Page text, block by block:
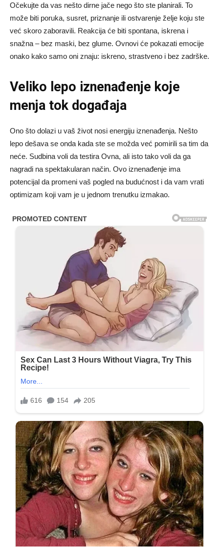
Očekujte da vas nešto dirne jače nego što ste planirali. To
može biti poruka, susret, priznanje ili ostvarenje želje koju ste
već skoro zaboravili. Reakcija će biti spontana, iskrena i
snažna – bez maski, bez glume. Ovnovi će pokazati emocije
onako kako samo oni znaju: iskreno, strastveno i bez zadrške.
Veliko lepo iznenađenje koje
menja tok događaja
Ono što dolazi u vaš život nosi energiju iznenađenja. Nešto
lepo dešava se onda kada ste se možda već pomirili sa tim da
neće. Sudbina voli da testira Ovna, ali isto tako voli da ga
nagradi na spektakularan način. Ovo iznenađenje ima
potencijal da promeni vaš pogled na budućnost i da vam vrati
optimizam koji vam je u jednom trenutku izmakao.